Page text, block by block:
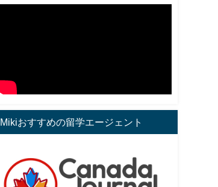
Mikiおすすめの留学エージェント